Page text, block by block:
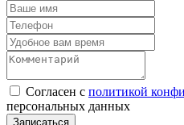
Согласен с политикой
персональных данных